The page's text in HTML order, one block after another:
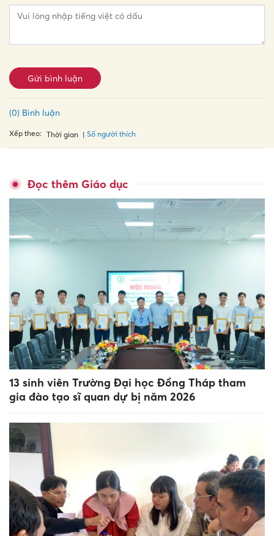
Gửi bình luận
(0) Bình luận
Xếp theo: Thời gian Số người thích
Đọc thêm Giáo dục
13 sinh viên Trường Đại học Đồng Tháp tham
gia đào tạo sĩ quan dự bị năm 2026